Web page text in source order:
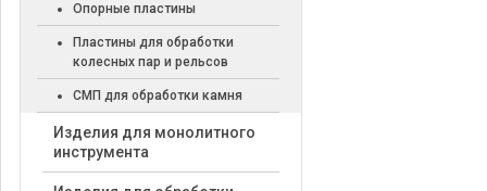
Опорные пластины
Пластины для обработки
колесных пар и рельсов
СМП для обработки камня
Изделия для монолитного
инструмента